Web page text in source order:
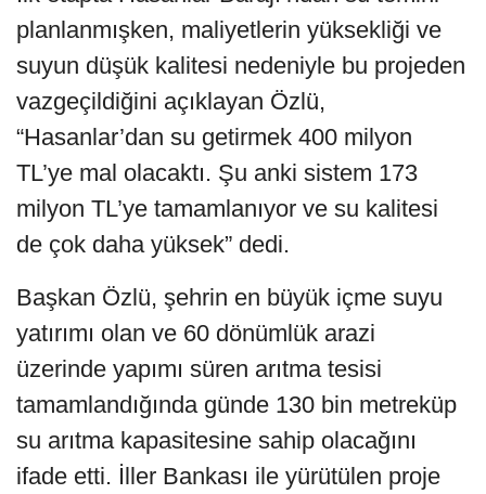
planlanmışken, maliyetlerin yüksekliği ve
suyun düşük kalitesi nedeniyle bu projeden
vazgeçildiğini açıklayan Özlü,
“Hasanlar’dan su getirmek 400 milyon
TL’ye mal olacaktı. Şu anki sistem 173
milyon TL’ye tamamlanıyor ve su kalitesi
de çok daha yüksek” dedi.
Başkan Özlü, şehrin en büyük içme suyu
yatırımı olan ve 60 dönümlük arazi
üzerinde yapımı süren arıtma tesisi
tamamlandığında günde 130 bin metreküp
su arıtma kapasitesine sahip olacağını
ifade etti. İller Bankası ile yürütülen proje